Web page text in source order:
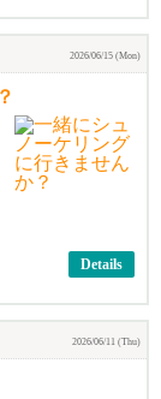
2026/06/15 (Mon)
Details
2026/06/11 (Thu)